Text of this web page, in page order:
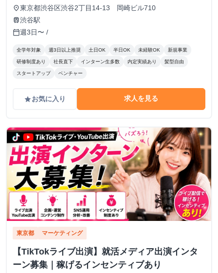
place東京都渋谷区渋谷2丁目14-13 岡崎ビル710
train渋谷駅
calendar_today週3日〜 /
全学年対象 週3日以上推奨 土日OK 半日OK 未経験OK 新規事業
研修制度あり 社長直下 インターン生多数 内定実績あり 髪型自由
スタートアップ ベンチャー
gradeお気に入り 求人を見る
東京都 マーケティング
【TikTokライブ出演】就活メディア出演インタ
ーン募集｜稼げるインセンティブあり